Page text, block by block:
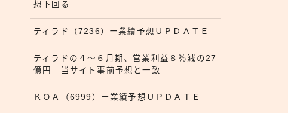
想下回る
ティラド（7236）ー業績予想ＵＰＤＡＴＥ
ティラドの４〜６月期、営業利益８％減の27
億円 当サイト事前予想と一致
ＫＯＡ（6999）ー業績予想ＵＰＤＡＴＥ